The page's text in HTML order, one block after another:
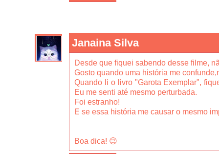
Janaina Silva
Desde que fiquei sabendo desse filme,
Gosto quando uma história me
Quando li o livro "Garota Exemplar",
Eu me senti até mesmo perturbada.
Foi estranho!
E se essa história me causar o mesmo
Boa dica! 😉